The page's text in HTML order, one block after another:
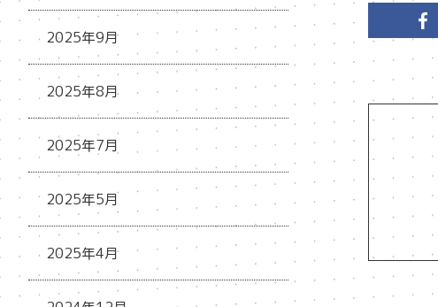
2025年9月
2025年8月
2025年7月
2025年5月
2025年4月